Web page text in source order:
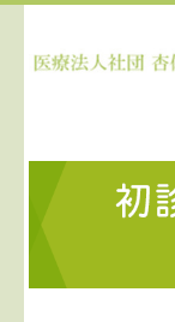
当院に
医師紹